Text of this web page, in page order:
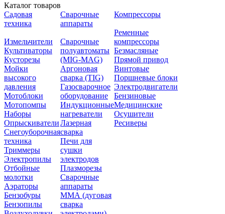
Каталог товаров
Садовая
техника
Измельчители
Культиваторы
Кусторезы
Мойки
высокого
давления
Мотоблоки
Мотопомпы
Наборы
Опрыскиватели
Снегоуборочная
техника
Триммеры
Электропилы
Отбойные
молотки
Аэраторы
Бензобуры
Бензопилы
Сварочные
аппараты
Сварочные
полуавтоматы
(MIG-MAG)
Аргоновая
сварка (TIG)
Газосварочное
оборудование
Индукционные
нагреватели
Лазерная
сварка
Печи для
сушки
электродов
Плазморезы
Сварочные
аппараты
ММА (дуговая
сварка
Компрессоры
Ременные
компрессоры
Безмасляные
Прямой привод
Винтовые
Поршневые блоки
Электродвигатели
Бензиновые
Медицинские
Осушители
Ресиверы